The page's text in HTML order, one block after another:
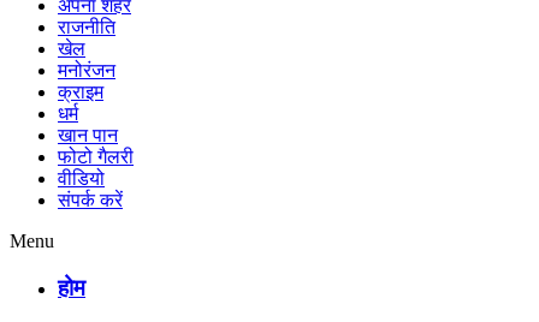
अपना शहर
राजनीति
खेल
मनोरंजन
क्राइम
धर्म
खान पान
फोटो गैलरी
वीडियो
संपर्क करें
Menu
होम